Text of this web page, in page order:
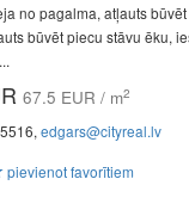
no pagalma, atļauts
būvēt piecu stāvu ēku,
67.5 EUR / m2
edgars@cityreal.lv
pievienot favorītiem